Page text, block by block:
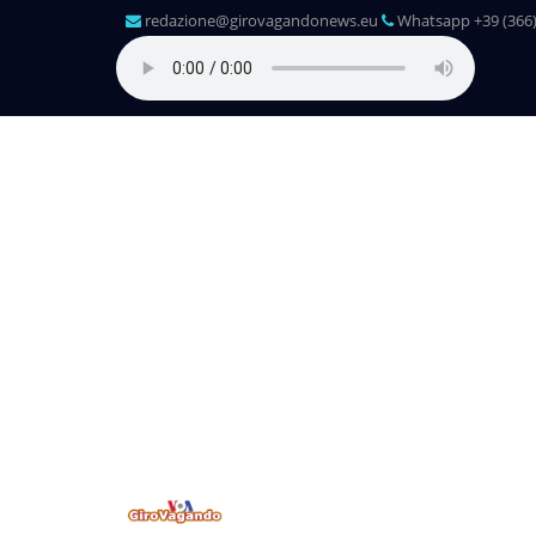
redazione@girovagandonews.eu Whatsapp +39